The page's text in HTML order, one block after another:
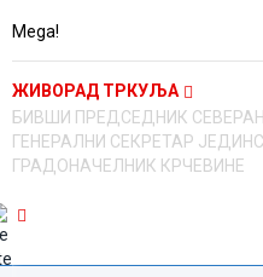
Mega!
ЖИВОРАД ТРКУЉА
БИВШИ ПРЕДСЕДНИК
ГЕНЕРАЛНИ СЕКРЕТАР
ГРАДОНАЧЕЛНИК КРЧЕВИНЕ